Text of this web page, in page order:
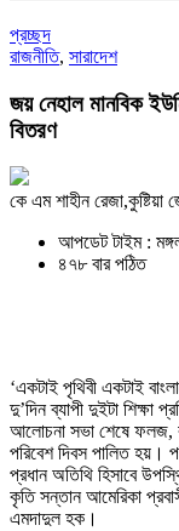
প্রচ্ছদ
রাজনীতি, সারাদেশ
জয় নেহাল মানবিক
বিতরণ
কে এম শাহীন রেজা,কুষ্টিয়া
আপডেট টাইম :
৪৭৮ বার পঠিত
‘একটাই পৃথিবী একটাই
দু’দিন ব্যাপী দুইটা শিক্ষা
আলোচনা সভা শেষে ফলজ,
পরিবেশ দিবস পালিত হয়।
প্রধান অতিথি হিসাবে
কৃতি সন্তান আমেরিকা
এমদাদুল হক।